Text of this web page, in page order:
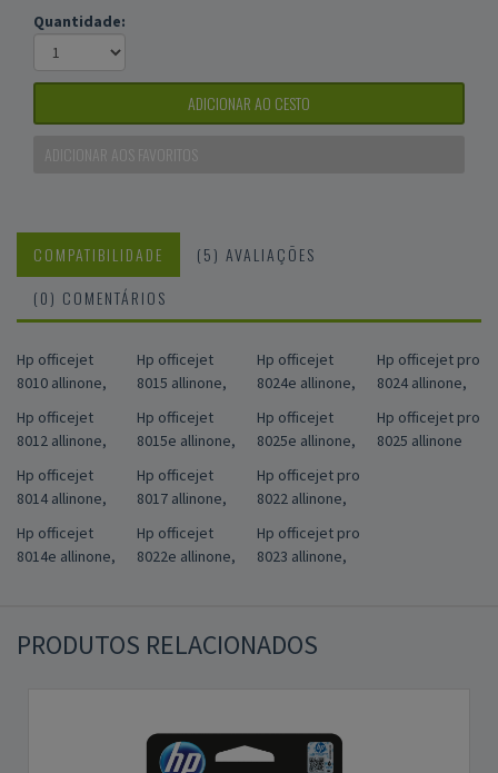
Quantidade:
ADICIONAR AO CESTO
ADICIONAR AOS FAVORITOS
COMPATIBILIDADE
(5) AVALIAÇÕES
(0) COMENTÁRIOS
Hp officejet
8010 allinone,
Hp officejet
8012 allinone,
Hp officejet
8014 allinone,
Hp officejet
8014e allinone,
Hp officejet
8015 allinone,
Hp officejet
8015e allinone,
Hp officejet
8017 allinone,
Hp officejet
8022e allinone,
Hp officejet
8024e allinone,
Hp officejet
8025e allinone,
Hp officejet pro
8022 allinone,
Hp officejet pro
8023 allinone,
Hp officejet pro
8024 allinone,
Hp officejet pro
8025 allinone
PRODUTOS RELACIONADOS